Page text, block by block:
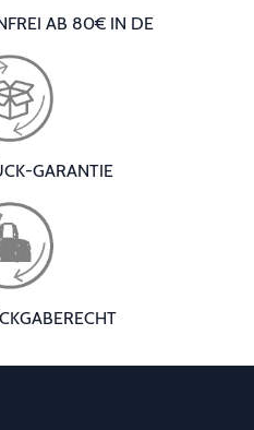
AB 80€ IN DE
GARANTIE